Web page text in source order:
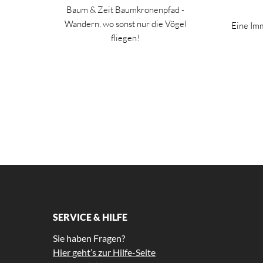
Baum & Zeit Baumkronenpfad -
Wandern, wo sonst nur die Vögel
fliegen!
Eine
SERVICE & HILFE
Sie haben Fragen?
Hier geht’s zur Hilfe-Seite